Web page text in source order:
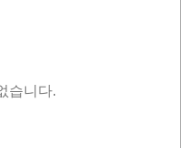
습니다.